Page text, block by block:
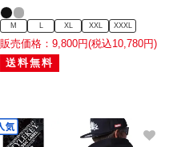
M XL XXL XXXL
販売価格：9,800円(税込10,780円)
送料無料